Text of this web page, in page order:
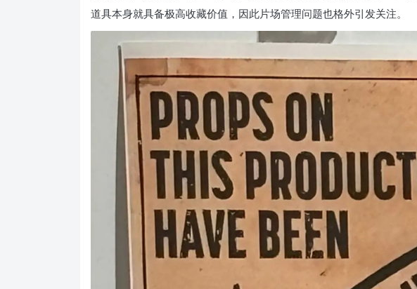
道具本身就具备极高收藏价值，因此片场管理问题也格外引发关注。